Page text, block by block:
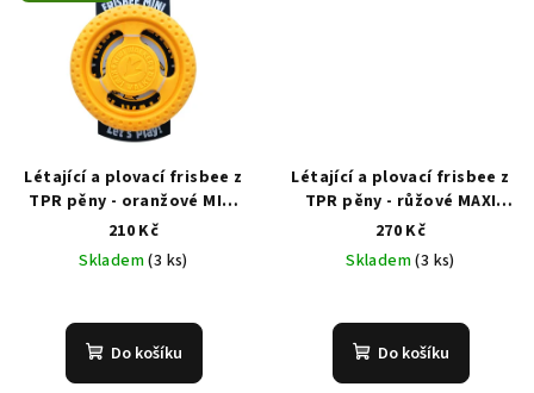
Létající a plovací frisbee z
TPR pěny - oranžové MINI
16cm
210 Kč
Skladem(3 ks)
Do košíku
Létající a plovací frisbee z
TPR pěny - růžové MAXI
22cm
270 Kč
Skladem(3 ks)
Do košíku